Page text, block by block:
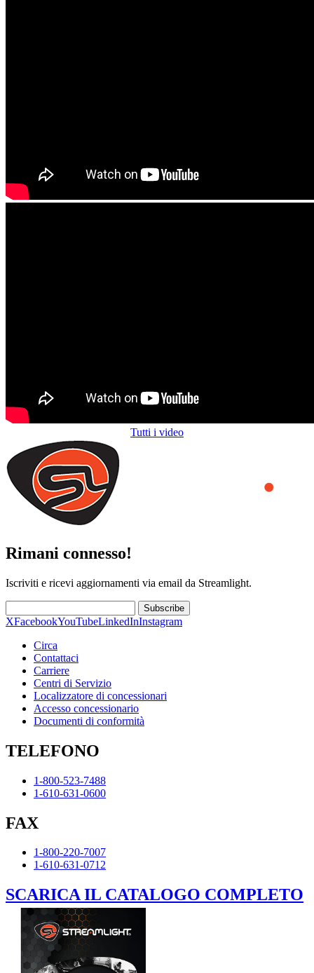
Tutti i video
Rimani connesso!
Iscriviti e ricevi aggiornamenti via email da Streamlight.
Subscribe
XFacebookYouTubeLinkedInInstagram
Circa
Contattaci
Carriere
Centri di Servizio
Localizzatore di concessionari
Accesso concessionario
Documenti di conformità
TELEFONO
1-800-523-7488
1-610-631-0600
FAX
1-800-220-7007
1-610-631-0712
SCARICA IL CATALOGO COMPLETO